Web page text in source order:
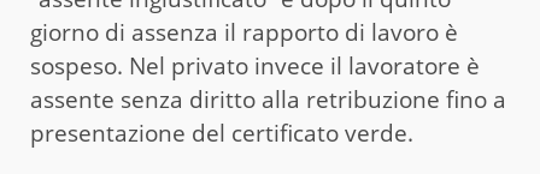
giorno di assenza il rapporto di lavoro è
sospeso. Nel privato invece il lavoratore è
assente senza diritto alla retribuzione fino a
presentazione del certificato verde.